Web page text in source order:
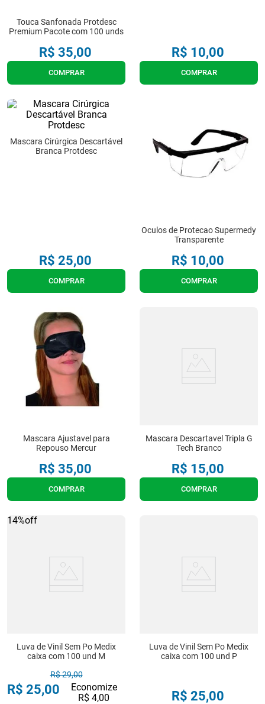
Touca Sanfonada Protdesc
Premium Pacote com 100 unds
R$ 35,00
COMPRAR
R$ 10,00
COMPRAR
Mascara Cirúrgica Descartável
Branca Protdesc
R$ 25,00
COMPRAR
Oculos de Protecao Supermedy
Transparente
R$ 10,00
COMPRAR
Mascara Ajustavel para
Repouso Mercur
R$ 35,00
COMPRAR
Mascara Descartavel Tripla G
Tech Branco
R$ 15,00
COMPRAR
14%off
Luva de Vinil Sem Po Medix
caixa com 100 und M
R$29,00
R$ 25,00
Economize
R$ 4,00
Luva de Vinil Sem Po Medix
caixa com 100 und P
R$ 25,00
º
tipoia
10º munique